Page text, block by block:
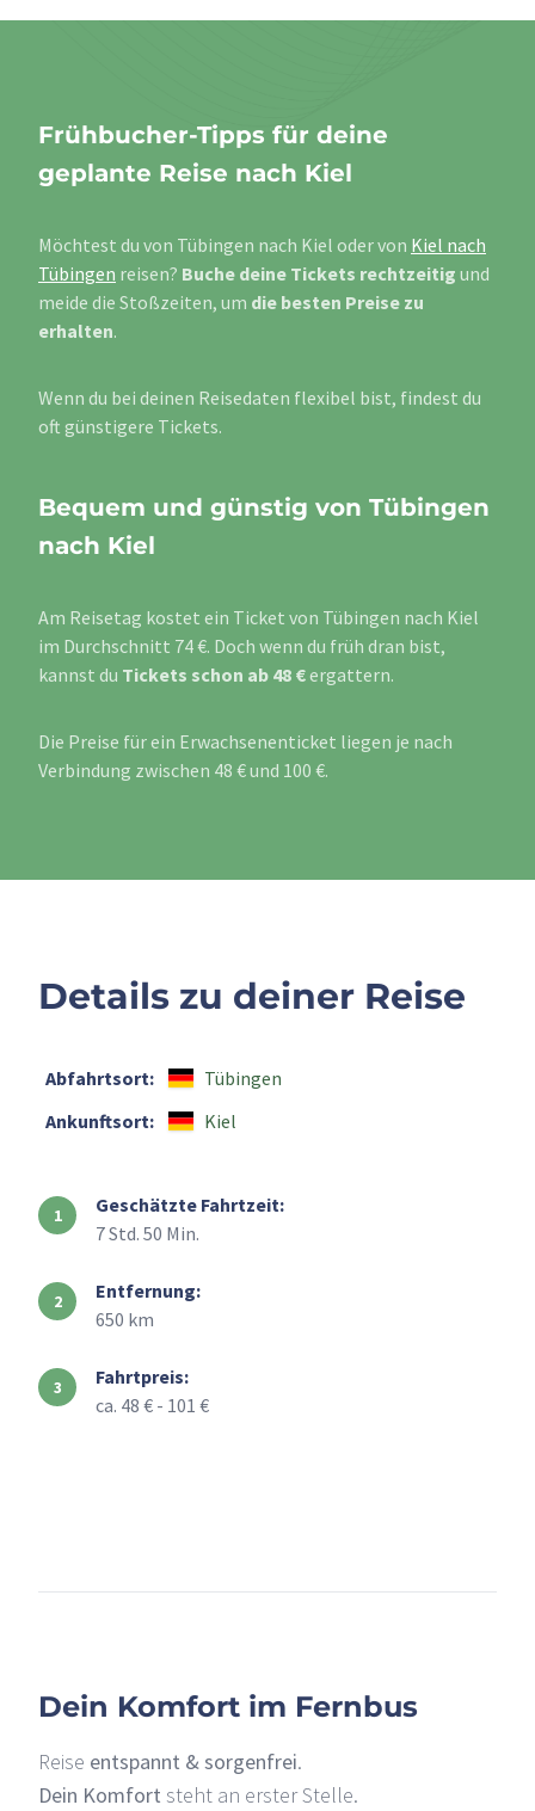
Frühbucher-Tipps für deine
geplante Reise nach Kiel
Möchtest du von Tübingen nach Kiel oder von Kiel nach
Tübingen reisen? Buche deine Tickets rechtzeitig und
meide die Stoßzeiten, um die besten Preise zu
erhalten.
Wenn du bei deinen Reisedaten flexibel bist, findest du
oft günstigere Tickets.
Bequem und günstig von Tübingen
nach Kiel
Am Reisetag kostet ein Ticket von Tübingen nach Kiel
im Durchschnitt 74 €. Doch wenn du früh dran bist,
kannst du Tickets schon ab 48 €ergattern.
Die Preise für ein Erwachsenenticket liegen je nach
Verbindung zwischen 48 € und 100 €.
Details zu deiner Reise
Abfahrtsort:
Tübingen
Ankunftsort:
Kiel
Geschätzte Fahrtzeit:
7 Std. 50 Min.
Entfernung:
650 km
Fahrtpreis:
ca. 48 € - 101 €
Dein Komfort im Fernbus
Reise entspannt & sorgenfrei.
Dein Komfort steht an erster Stelle.